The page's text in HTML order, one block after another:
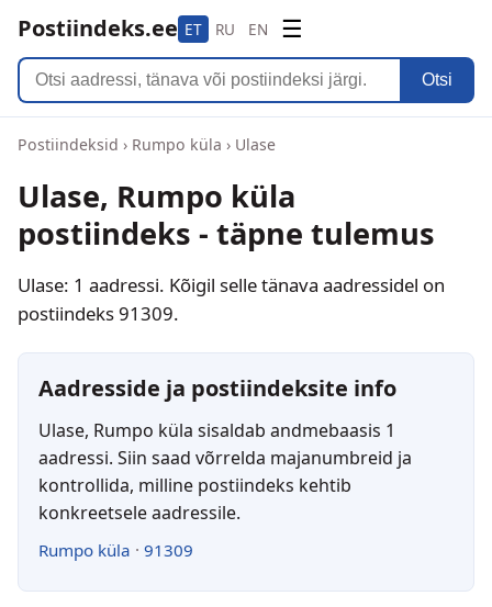
Postiindeks.ee ET RU EN ☰
Otsi
Postiindeksid › Rumpo küla › Ulase
Ulase, Rumpo küla
postiindeks - täpne tulemus
Ulase: 1 aadressi. Kõigil selle tänava aadressidel on
postiindeks 91309.
Aadresside ja postiindeksite info
Ulase, Rumpo küla sisaldab andmebaasis 1
aadressi. Siin saad võrrelda majanumbreid ja
kontrollida, milline postiindeks kehtib
konkreetsele aadressile.
Rumpo küla · 91309